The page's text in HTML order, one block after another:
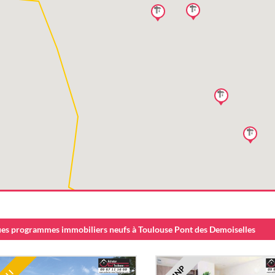
programmes immobiliers neufs à Toulouse Pont des Demoiselles